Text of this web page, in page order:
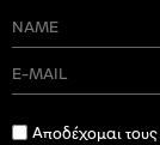
Αποδέχομαι